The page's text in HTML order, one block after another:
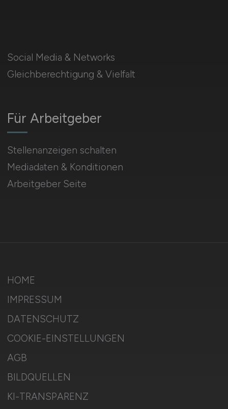
Social Media & Networks
Gleichberechtigung & Vielfalt
Für Arbeitgeber
Stellenanzeigen schalten
Mediadaten & Konditionen
Arbeitgeber Seite
HOME
IMPRESSUM
DATENSCHUTZ
COOKIE-EINSTELLUNGEN
AGB
BILDQUELLEN
KI-TRANSPARENZ